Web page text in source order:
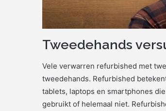
Tweedehands
Vele verwarren refurbished met
tweedehands. Refurbished
tablets, laptops en smartphones
gebruikt of helemaal niet.